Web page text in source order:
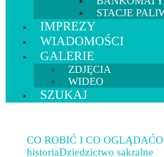
STACJE
IMPREZY
WIADOMOŚCI
GALERIE
ZDJĘCIA
WIDEO
SZUKAJ
CO ROBIĆ I CO OGLĄDAĆ
historiaDziedzictwo sakralne